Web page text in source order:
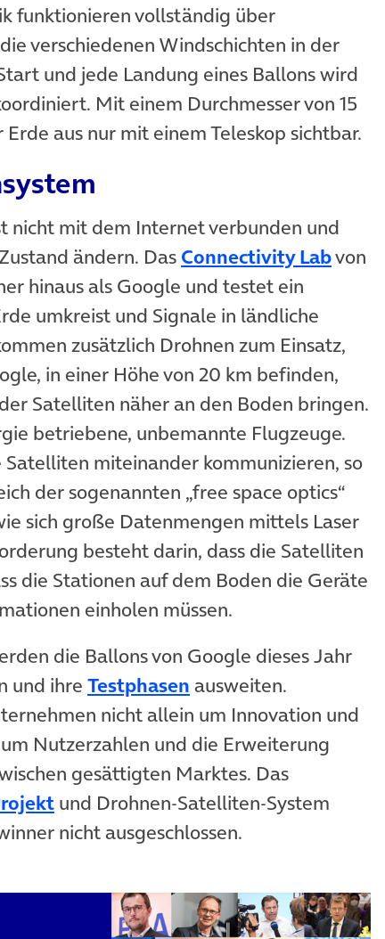
funktionieren vollständig über
verschiedenen Windschichten in der
und jede Landung eines Ballons wird
Mit einem Durchmesser von 15
aus nur mit einem Teleskop sichtbar.
nicht mit dem Internet verbunden und
ändern. Das Connectivity Labvon
hinaus als Google und testet ein
umkreist und Signale in ländliche
zusätzlich Drohnen zum Einsatz,
in einer Höhe von 20 km befinden,
Satelliten näher an den Boden bringen.
betriebene, unbemannte Flugzeuge.
miteinander kommunizieren, so
der sogenannten „free space optics“
sich große Datenmengen mittels Laser
besteht darin, dass die Satelliten
die Stationen auf dem Boden die Geräte
einholen müssen.
die Ballons von Google dieses Jahr
und ihre Testphasen ausweiten.
nicht allein um Innovation und
Nutzerzahlen und die Erweiterung
gesättigten Marktes. Das
und Drohnen-Satelliten-System
nicht ausgeschlossen.